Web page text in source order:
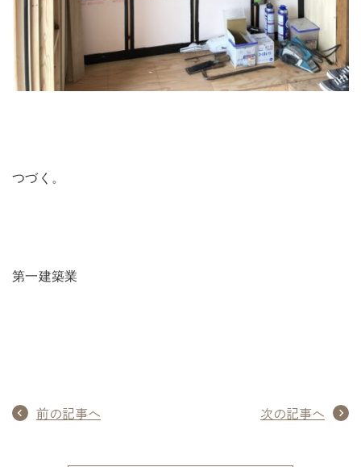
つづく。
第一建築業
前の記事へ 次の記事へ